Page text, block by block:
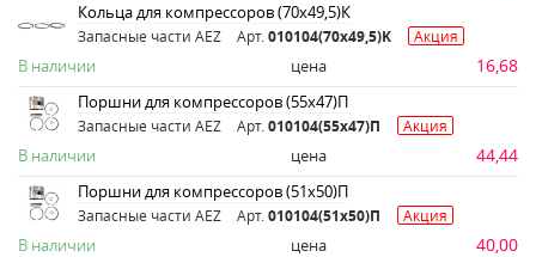
Кольца для компрессоров (70х49,5)К
Запасные части AEZ Арт. 010104(70x49,5)K Акция
В наличии цена 16,68
Поршни для компрессоров (55х47)П
Запасные части AEZ Арт. 010104(55х47)П Акция
В наличии цена 44,44
Поршни для компрессоров (51х50)П
Запасные части AEZ Арт. 010104(51х50)П Акция
В наличии цена 40,00